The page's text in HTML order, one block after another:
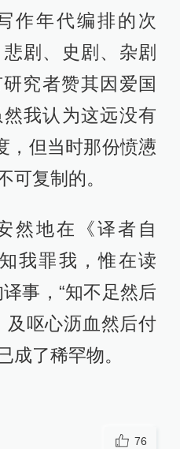
作年代编排的次
剧、史剧、杂剧
究者赞其因爱国
我认为这远没有
，但当时那份愤懑
可复制的。
然地在《译者自
我罪我，惟在读
事，“知不足然后
及呕心沥血然后付
成了稀罕物。
76